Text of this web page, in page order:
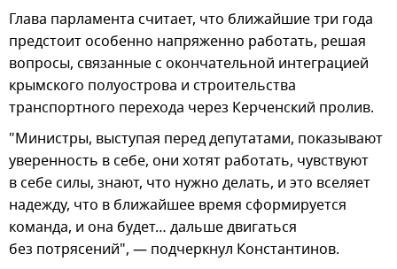
Глава парламента считает, что ближайшие три года
предстоит особенно напряженно работать, решая
вопросы, связанные с окончательной интеграцией
крымского полуострова и строительства
транспортного перехода через Керченский пролив.
"Министры, выступая перед депутатами, показывают
уверенность в себе, они хотят работать, чувствуют
в себе силы, знают, что нужно делать, и это вселяет
надежду, что в ближайшее время сформируется
команда, и она будет… дальше двигаться
без потрясений", — подчеркнул Константинов.